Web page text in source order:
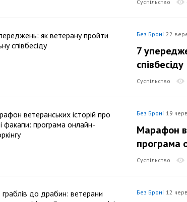
Суспільство
Без Броні 22
7
співбесіду
Суспільство
Без Броні 19
Марафон
програма
Суспільство
Без Броні 12